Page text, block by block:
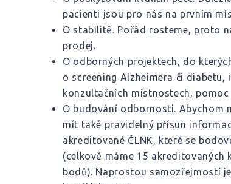
pacienti jsou pro nás na prvním
O stabilitě. Pořád rosteme, proto
prodej.
O odborných projektech, do
o screening Alzheimera či
konzultačních místnostech,
O budování odbornosti. Abychom
mít také pravidelný přísun
akreditované ČLNK, které se
(celkově máme 15 akreditovaných
bodů). Naprostou samozřejmostí